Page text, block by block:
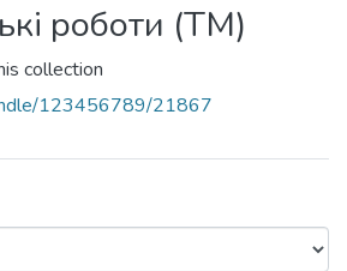
роботи (ТМ)
collection
123456789/21867